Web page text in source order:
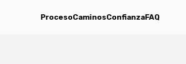
ProcesoCaminosConfianzaFAQ